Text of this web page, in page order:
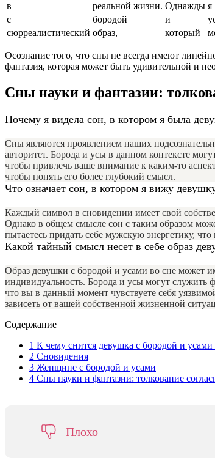
в
реальной жизни. Однажды я
с
бородой и
сюрреалистический образ, который
Осознание того, что сны не всегда имеют
фантазия, которая может быть удивительной и
Сны науки и фантазии:
Почему я видела сон, в котором я была
Сны являются проявлением наших
авторитет. Борода и усы в данном контексте
чтобы привлечь ваше внимание к каким-то
чтобы понять его более глубокий смысл.
Что означает сон, в котором я вижу
Каждый символ в сновидении имеет свой
Однако в общем смысле сон с таким образом
пытаетесь придать себе мужскую энергетику,
Какой тайный смысл несет в себе образ
Образ девушки с бородой и усами во сне может
индивидуальность. Борода и усы могут
что вы в данный момент чувствуете себя
зависеть от вашей собственной жизненной
Содержание
1 К чему снится девушка с бородой и
2 Сновидения
3 Женщине с бородой и усами
4 Сны науки и фантазии: толкование
Плохо